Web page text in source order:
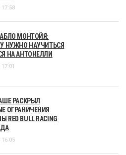
МОНТОЙЯ:
НУЖНО НАУЧИТЬСЯ
НА АНТОНЕЛЛИ
РАСКРЫЛ
ОГРАНИЧЕНИЯ
RED BULL RACING